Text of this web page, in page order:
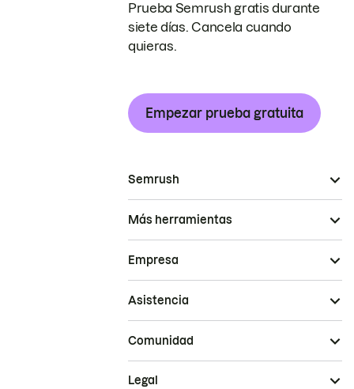
Prueba Semrush gratis durante
siete días. Cancela cuando
quieras.
Empezar prueba gratuita
Semrush
Más herramientas
Empresa
Asistencia
Comunidad
Legal